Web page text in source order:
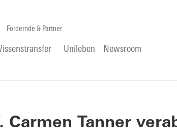
Fördernde & Partner
Unileben Newsroom
Carmen Tanner